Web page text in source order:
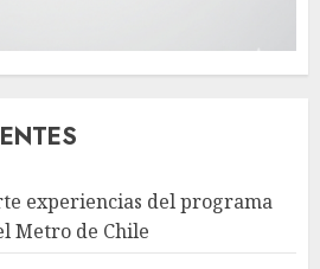
experiencias del programa
Metro de Chile